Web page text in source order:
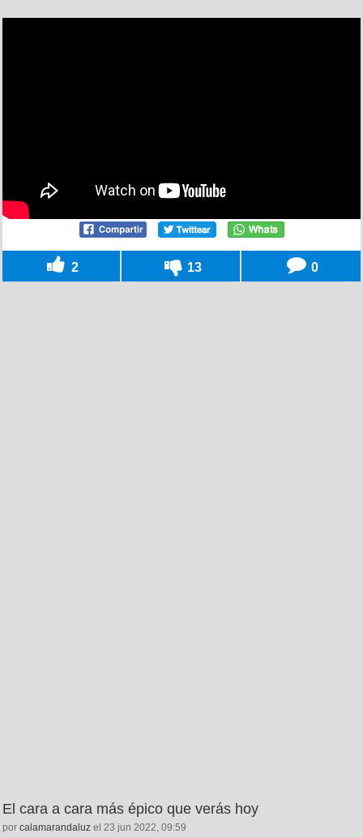
2 13 0
El cara a cara más épico que verás hoy
por calamarandaluz el 23 jun 2022, 09:59